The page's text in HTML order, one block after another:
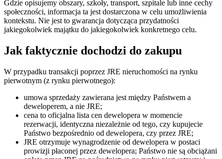
Gdzie opisujemy obszary, szkoły, transport, szpitale lub inne cechy
społeczności, informacja ta jest dostarczona w celu umożliwienia
kontekstu. Nie jest to gwarancja dotycząca przydatności
jakiegokolwiek majątku do jakiegokolwiek konkretnego celu.
Jak faktycznie dochodzi do zakupu
W przypadku transakcji poprzez JRE nieruchomości na rynku
pierwotnym (z rynku pierwotnego):
umowa sprzedaży zawierana jest między Państwem a
deweloperem, a nie JRE;
cena to oficjalna lista cen dewelopera w momencie
rezerwacji, identyczna niezależnie od tego, czy kupujecie
Państwo bezpośrednio od dewelopera, czy przez JRE;
JRE otrzymuje wynagrodzenie od dewelopera w postaci
prowizji płaconej przez dewelopera; Państwo nie są obciążani